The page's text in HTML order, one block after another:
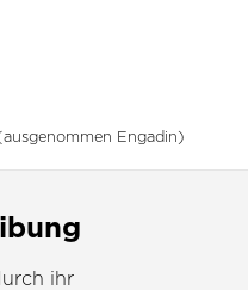
Engadin)
ihr